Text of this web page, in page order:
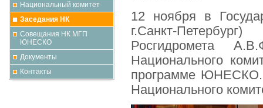
Национальный комитет
Заседания НК
Совещания НК МГП
ЮНЕСКО
Документы
Контакты
12 ноября в
г.Санкт-
Росгидромета
Национального
программе ЮНЕСКО.
Национального